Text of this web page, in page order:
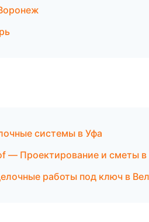
системы в Уфа
— Проектирование и сметы
работы под ключ в